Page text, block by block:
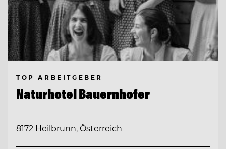
TOP ARBEITGEBER
Naturhotel Bauernhofer
8172 Heilbrunn, Österreich